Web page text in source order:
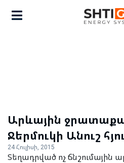
Արևային
Ջերմուկի Անուշ
24 Հուլիսի, 2015
Տեղադրված ոչ ճնշումային